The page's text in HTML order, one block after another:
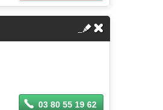
03 80 55 19 62